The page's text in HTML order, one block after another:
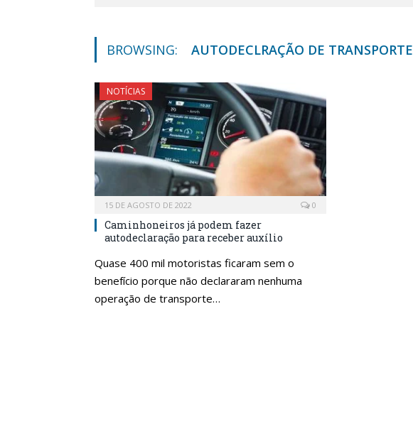
BROWSING: AUTODECLRAÇÃO DE TRANSPORTE
NOTÍCIAS
15 DE AGOSTO DE 2022 0
Caminhoneiros já podem fazer
autodeclaração para receber auxílio
Quase 400 mil motoristas ficaram sem o
benefício porque não declararam nenhuma
operação de transporte…